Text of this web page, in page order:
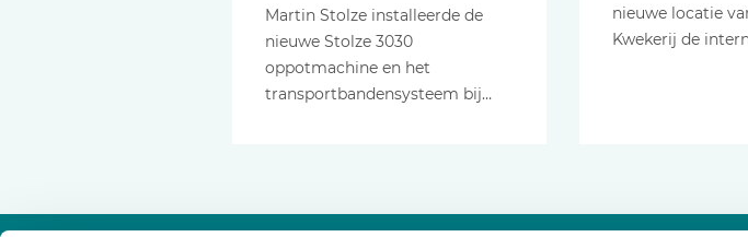
Martin Stolze installeerde de
nieuwe Stolze 3030
oppotmachine en het
transportbandensysteem bij…
nieuwe locatie
Kwekerij de